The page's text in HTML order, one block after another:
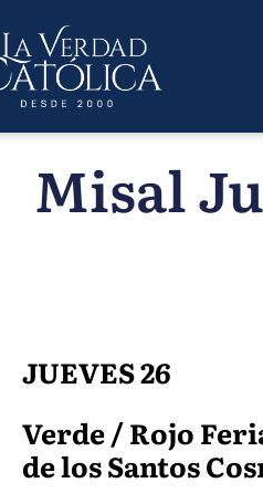
Misal
JUEVES 26
Verde / Rojo
de los Santos